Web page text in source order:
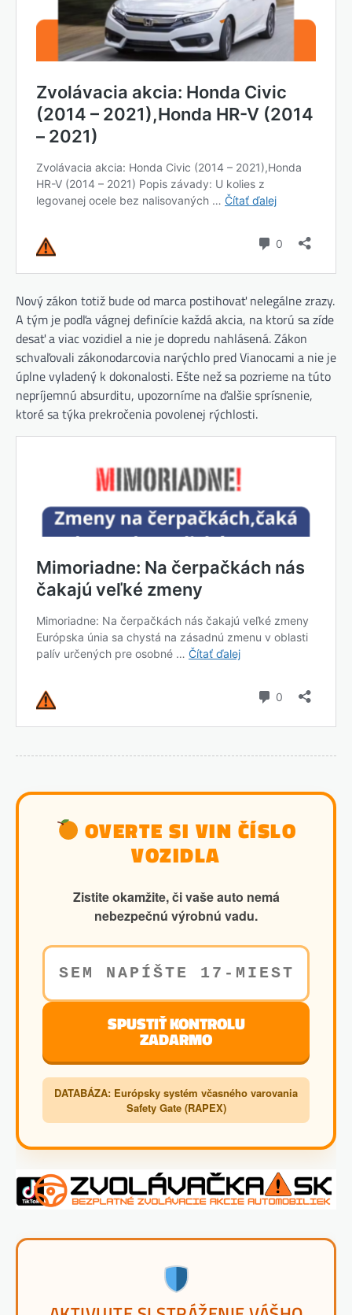
Nový zákon totiž bude od marca postihovať nelegálne zrazy.
A tým je podľa vágnej definície každá akcia, na ktorú sa zíde
desať a viac vozidiel a nie je dopredu nahlásená. Zákon
schvaľovali zákonodarcovia narýchlo pred Vianocami a nie je
úplne vyladený k dokonalosti. Ešte než sa pozrieme na túto
nepríjemnú absurditu, upozorníme na ďalšie sprísnenie,
ktoré sa týka prekročenia povolenej rýchlosti.
OVERTE SI VIN ČÍSLO
VOZIDLA
Zistite okamžite, či vaše auto nemá
nebezpečnú výrobnú vadu.
SPUSTIŤ KONTROLU
ZADARMO
DATABÁZA: Európsky systém včasného varovania
Safety Gate (RAPEX)